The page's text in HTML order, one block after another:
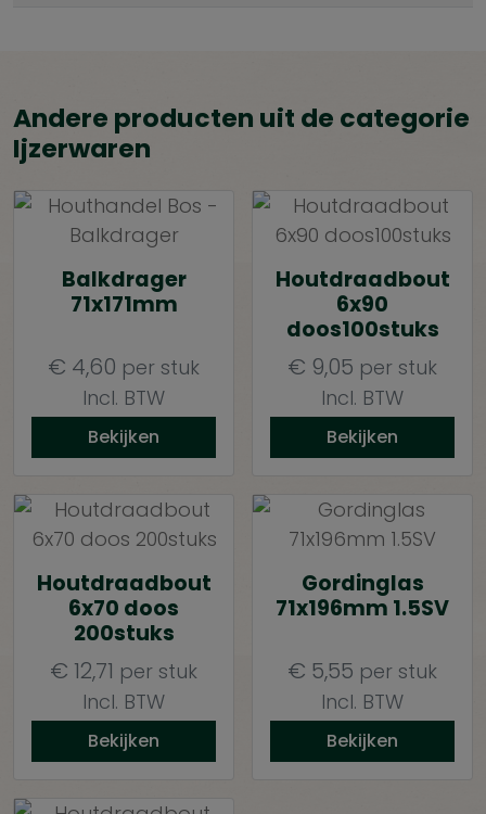
Andere producten uit de categorie
Ijzerwaren
Balkdrager
71x171mm
€ 4,60 per stuk
Incl. BTW
Bekijken
Houtdraadbout
6x90
doos100stuks
€ 9,05 per stuk
Incl. BTW
Bekijken
Houtdraadbout
6x70 doos
200stuks
€ 12,71 per stuk
Incl. BTW
Bekijken
Gordinglas
71x196mm 1.5SV
€ 5,55 per stuk
Incl. BTW
Bekijken